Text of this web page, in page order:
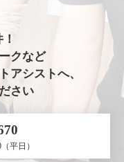
クなど
アシストへ、
さい
平日）